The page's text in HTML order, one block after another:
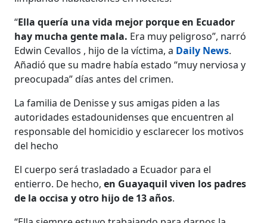
“Ella quería una vida mejor porque en Ecuador
hay mucha gente mala. Era muy peligroso”, narró
Edwin Cevallos ​​​​​​, hijo de la víctima, a Daily News.
Añadió que su madre había estado “muy nerviosa y
preocupada” días antes del crimen.
La familia de Denisse y sus amigas piden a las
autoridades estadounidenses que encuentren al
responsable del homicidio y esclarecer los motivos
del hecho
El cuerpo será trasladado a Ecuador para el
entierro. De hecho,en Guayaquil viven los padres
de la occisa y otro hijo de 13 años.